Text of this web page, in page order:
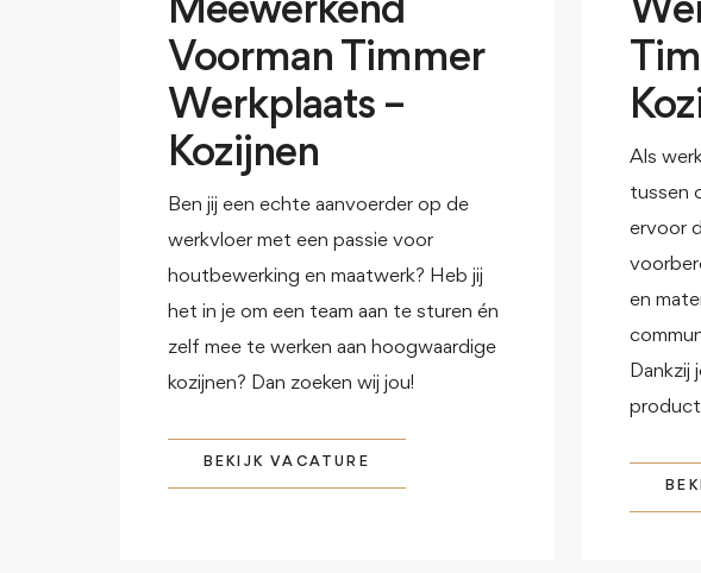
Meewerkend
Voorman Timmer
Werkplaats –
Kozijnen
Ben jij een echte aanvoerder op de
werkvloer met een passie voor
houtbewerking en maatwerk? Heb jij
het in je om een team aan te sturen én
zelf mee te werken aan hoogwaardige
kozijnen? Dan zoeken wij jou!
BEKIJK VACATURE
Als
tussen
ervoor
en
Dankzij